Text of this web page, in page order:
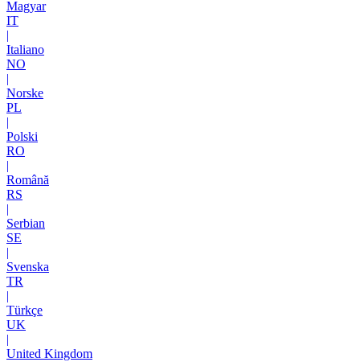
Magyar
IT
|
Italiano
NO
|
Norske
PL
|
Polski
RO
|
Română
RS
|
Serbian
SE
|
Svenska
TR
|
Türkçe
UK
|
United Kingdom